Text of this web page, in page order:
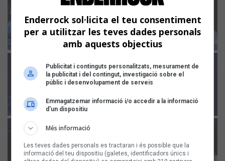
Enderrock sol·licita el teu consentiment
per a utilitzar les teves dades personals
amb aquests objectius
Publicitat i continguts personalitzats, mesurament de
la publicitat i del contingut, investigació sobre el
públic i desenvolupament de serveis
Emmagatzemar informació i/o accedir a la informació
d’un dispositiu
Més informació
Les teves dades personals es tractaran i és possible que la
informació del teu dispositiu (galetes, identificadors únics i